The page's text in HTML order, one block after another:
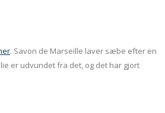
. Savon de Marseille laver sæbe efter en
er udvundet fra det, og det har gjort